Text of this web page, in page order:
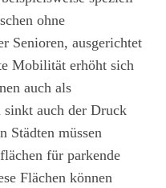
ohne
Senioren, ausgerichtet
Mobilität erhöht sich
auch als
sinkt auch der Druck
Städten müssen
für parkende
Flächen können